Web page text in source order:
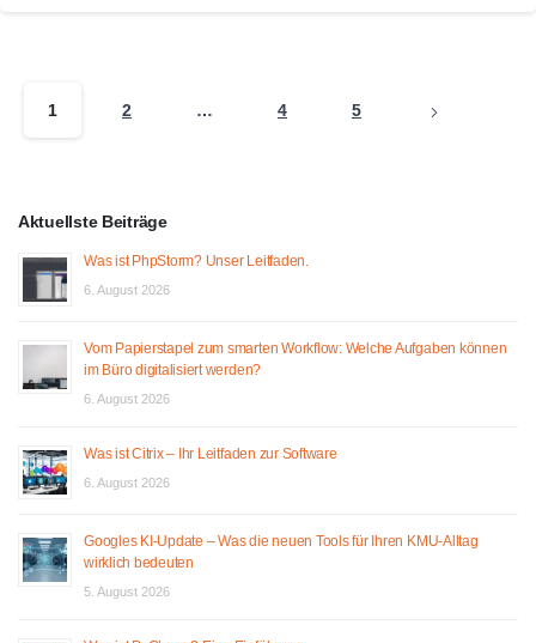
1 2 … 4 5
Aktuellste Beiträge
Was ist PhpStorm? Unser Leitfaden.
6. August 2026
Vom Papierstapel zum smarten Workflow: Welche Aufgaben können
im Büro digitalisiert werden?
6. August 2026
Was ist Citrix – Ihr Leitfaden zur Software
6. August 2026
Googles KI-Update – Was die neuen Tools für Ihren KMU-Alltag
wirklich bedeuten
5. August 2026